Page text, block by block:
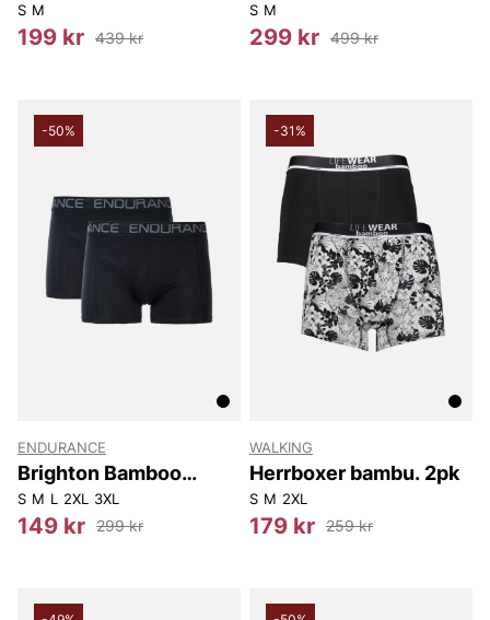
S M
199 kr 439 kr
S M
299 kr 499 kr
-50%
ENDURANCE
Brighton Bamboo
boxershorts-2pack
S M L 2XL 3XL
149 kr 299 kr
-31%
WALKING
Herrboxer bambu. 2pk
S M 2XL
179 kr 259 kr